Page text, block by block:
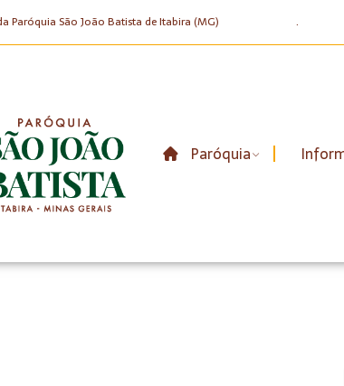
Paróquia São João Batista de Itabira (MG) .
Paróquia